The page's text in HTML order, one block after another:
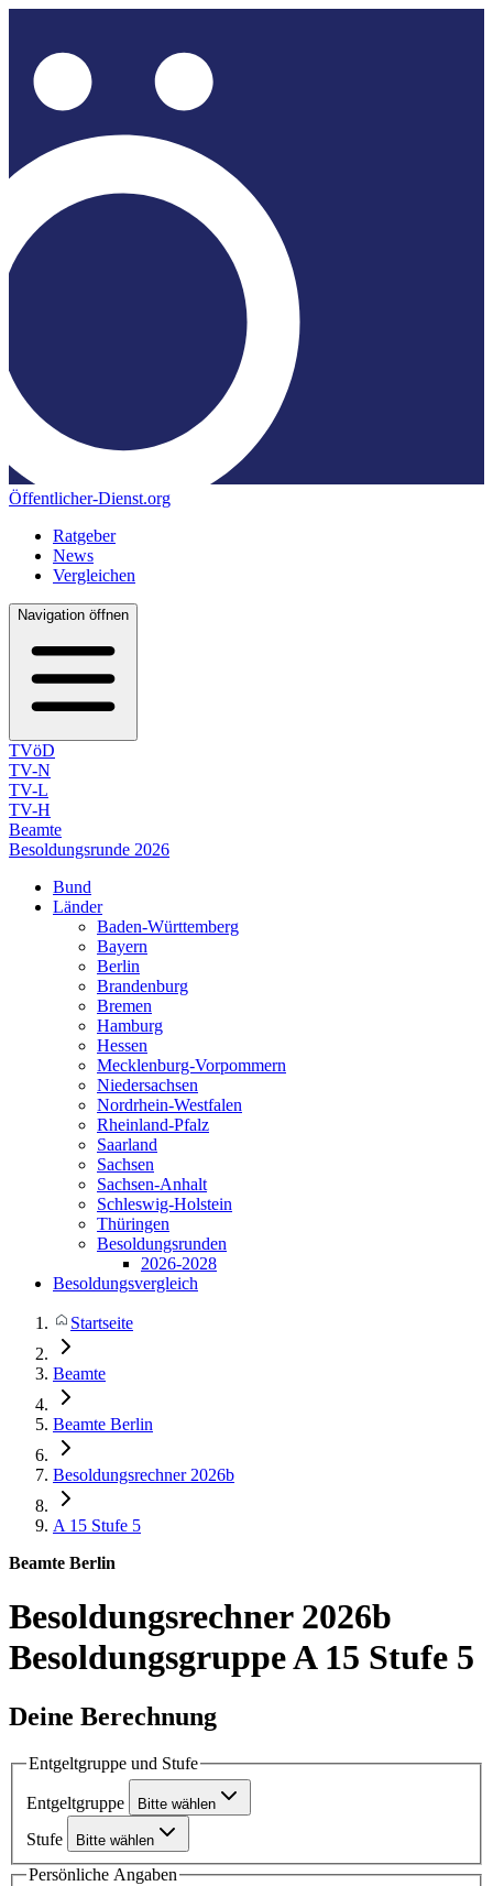
Öffentlicher-Dienst.org
Ratgeber
News
Vergleichen
Navigation öffnen
TVöD
TV-N
TV-L
TV-H
Beamte
Besoldungsrunde 2026
Bund
Länder
Baden-Württemberg
Bayern
Berlin
Brandenburg
Bremen
Hamburg
Hessen
Mecklenburg-Vorpommern
Niedersachsen
Nordrhein-Westfalen
Rheinland-Pfalz
Saarland
Sachsen
Sachsen-Anhalt
Schleswig-Holstein
Thüringen
Besoldungsrunden
2026-2028
Besoldungsvergleich
Startseite
Beamte
Beamte Berlin
Besoldungsrechner 2026b
A 15 Stufe 5
Beamte Berlin
Besoldungsrechner 2026b
Besoldungsgruppe A 15 Stufe 5
Deine Berechnung
Entgeltgruppe und Stufe
Entgeltgruppe Bitte wählen
Stufe Bitte wählen
Persönliche Angaben